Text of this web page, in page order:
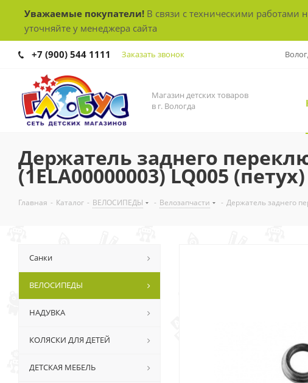
Уважаемые покупатели! В связи с техническими работами
уточняйте у менеджера сайта
+7 (900) 544 1111 Заказать звонок
Магазин детских товаров
в г. Вологда
Держатель заднего
(1ELA00000003) LQ005 (петух)
Главная - Каталог - ВЕЛОСИПЕДЫ - Велозапчасти - Держатель заднего
Санки
ВЕЛОСИПЕДЫ
НАДУВКА
КОЛЯСКИ ДЛЯ ДЕТЕЙ
ДЕТСКАЯ МЕБЕЛЬ